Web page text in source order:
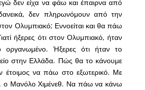
δεν είχα να φάω και έπαιρνα από
δεν πληρωνόμουν από την
Ολυμπιακό; Εννοείται και θα πάω
ήξερες ότι στον Ολυμπιακό, ήταν
οργανωμένο. Ήξερες ότι ήταν το
στην Ελλάδα. Πώς θα το κάνουμε
έτοιμος να πάω στο εξωτερικό. Με
ο Μανόλο Χιμένεθ. Να πάω να κάνω